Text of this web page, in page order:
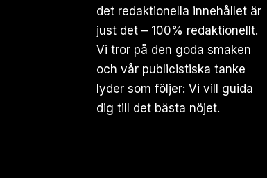
det redaktionella innehållet är
just det – 100% redaktionellt.
Vi tror på den goda smaken
och vår publicistiska tanke
lyder som följer: Vi vill guida
dig till det bästa nöjet.